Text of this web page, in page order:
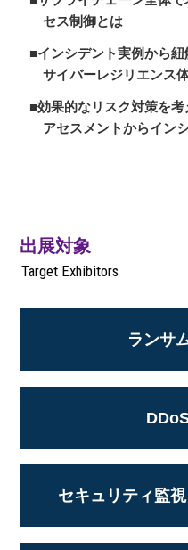
セス制御とは
■インシデント実例から紐
サイバーレジリエンス
■効果的なリスク対策を考
アセスメントからイン
出展対象
Target Exhibitors
ランサ
セキュリティ監